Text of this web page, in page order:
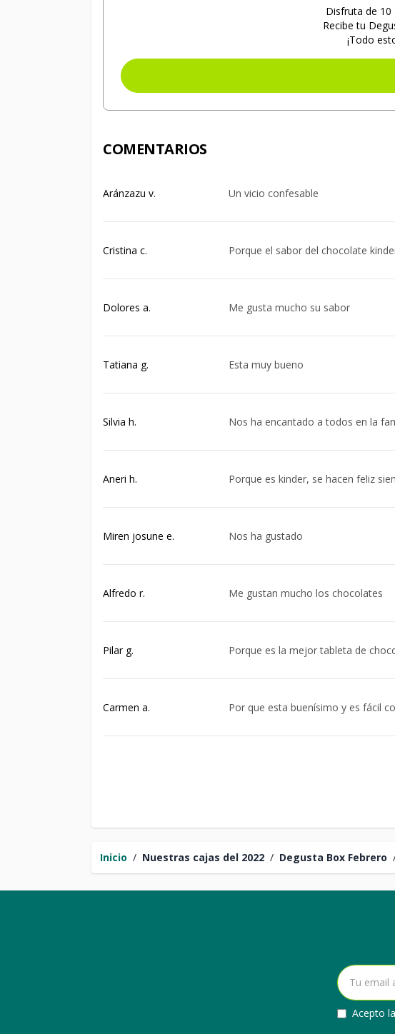
Inicio / Nuestras cajas del 2022 / Degusta Box Febrero
Disfruta de
Recibe tu
¡Todo
COMENTARIOS
Aránzazu v. Un vicio confesable
Cristina c. Porque el sabor del chocolate
Dolores a. Me gusta mucho su sabor
Tatiana g. Esta muy bueno
Silvia h. Nos ha encantado a todos en la
Aneri h. Porque es kinder, se hacen feliz
Miren josune e. Nos ha gustado
Alfredo r. Me gustan mucho los chocolates
Pilar g. Porque es la mejor tableta de
Carmen a. Por que esta buenísimo y es fácil
Acepto la